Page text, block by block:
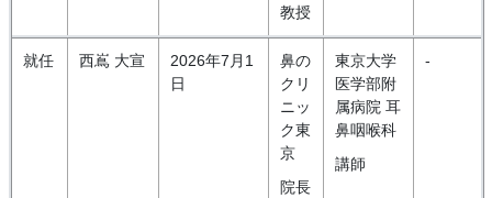
教授
就任 西嶌 大宣
2026年7月1
日
鼻の
クリ
ニッ
ク東
京
院長
東京大学
医学部附
属病院 耳
鼻咽喉科
講師
-